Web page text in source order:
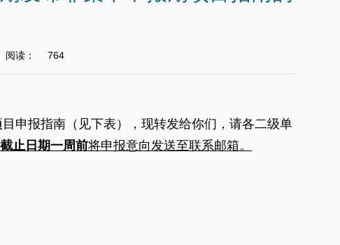
阅读： 764
申报指南（见下表），现转发给你们，请各二级单
止日期一周前将申报意向发送至联系邮箱。